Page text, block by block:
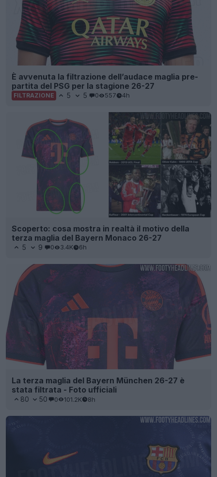
È avvenuta la filtrazione dell’audace maglia pre-
partita del PSG per la stagione 26-27
FILTRAZIONE 5 5 0 557 4h
Scoperto: cosa mostra in realtà il motivo della
terza maglia del Bayern Monaco 26-27
5 9 0 3.4K 6h
La terza maglia del Bayern München 26-27 è
stata filtrata - Foto ufficiali
80 50 0 101.2K 8h